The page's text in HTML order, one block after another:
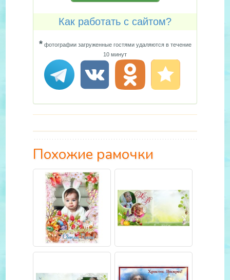
Как работать с сайтом?
*фотографии загруженные гостями удаляются в течение
10 минут
Похожие рамочки